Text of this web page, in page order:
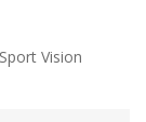
Vision